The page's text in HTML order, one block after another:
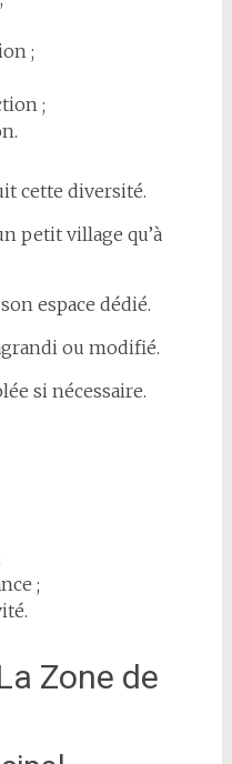
;
;
cette diversité.
petit village qu’à
espace dédié.
ou modifié.
si nécessaire.
;
Zone de